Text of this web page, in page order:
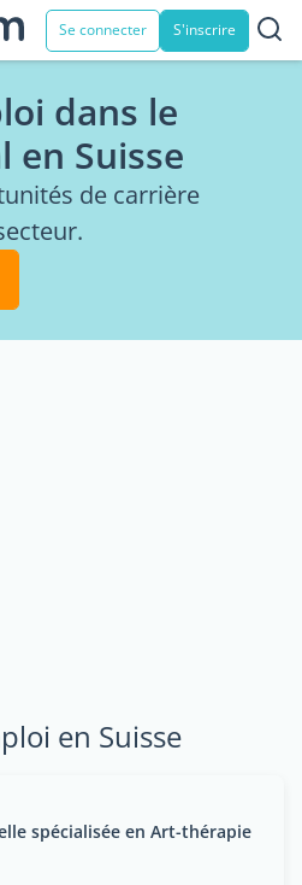
Se connecter S'inscrire
dans le
en Suisse
de carrière
en Suisse
spécialisée en Art-thérapie